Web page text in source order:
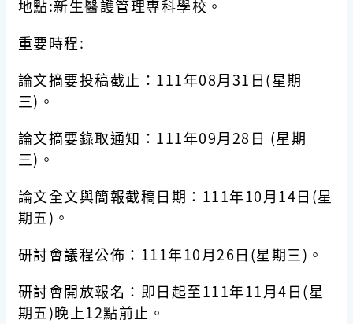
地點:新生醫護管理專科學校。
重要時程:
論文摘要投稿截止：111年08月31日(星期
三)。
論文摘要錄取通知：111年09月28日 (星期
三)。
論文全文與簡報截稿日期：111年10月14日(星
期五)。
研討會議程公佈：111年10月26日(星期三)。
研討會開放報名：即日起至111年11月4日(星
期五)晚上12點前止。